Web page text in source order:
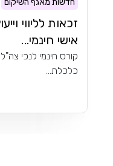
חדשות מאגף השיקום
זכאות לליווי
אישי חינמי...
קורס חינמי לנכי
כלכלת...